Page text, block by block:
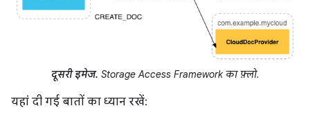
दूसरी इमेज. Storage Access Framework का फ़्लो.
यहां दी गई बातों का ध्यान रखें: